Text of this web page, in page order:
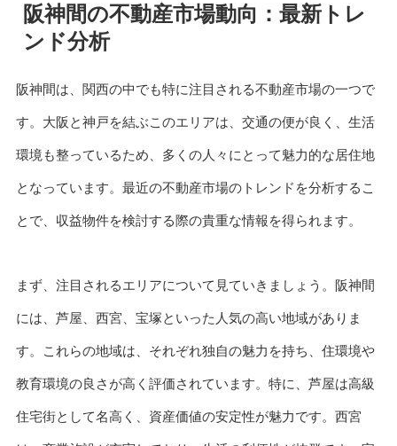
阪神間の不動産市場動向：最新トレ
ンド分析
阪神間は、関西の中でも特に注目される不動産市場の一つで
す。大阪と神戸を結ぶこのエリアは、交通の便が良く、生活
環境も整っているため、多くの人々にとって魅力的な居住地
となっています。最近の不動産市場のトレンドを分析するこ
とで、収益物件を検討する際の貴重な情報を得られます。
まず、注目されるエリアについて見ていきましょう。阪神間
には、芦屋、西宮、宝塚といった人気の高い地域がありま
す。これらの地域は、それぞれ独自の魅力を持ち、住環境や
教育環境の良さが高く評価されています。特に、芦屋は高級
住宅街として名高く、資産価値の安定性が魅力です。西宮